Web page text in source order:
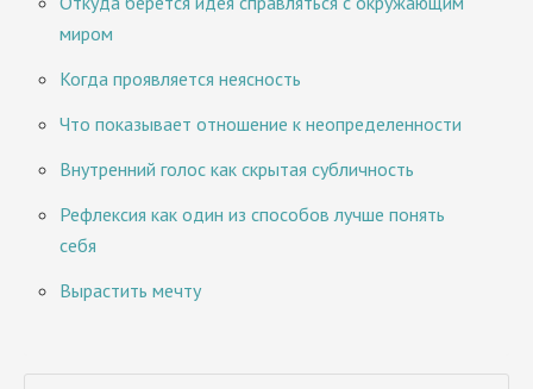
миром
Когда проявляется неясность
Что показывает отношение к неопределенности
Внутренний голос как скрытая субличность
Рефлексия как один из способов лучше понять
себя
Вырастить мечту